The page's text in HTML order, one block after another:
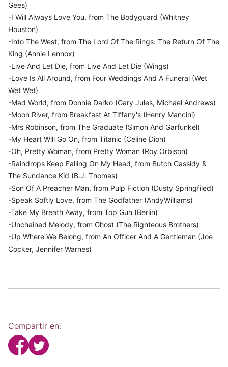
Gees)
-I Will Always Love You, from The Bodyguard (Whitney
Houston)
-Into The West, from The Lord Of The Rings: The Return Of The
King (Annie Lennox)
-Live And Let Die, from Live And Let Die (Wings)
-Love Is All Around, from Four Weddings And A Funeral (Wet
Wet Wet)
-Mad World, from Donnie Darko (Gary Jules, Michael Andrews)
-Moon River, from Breakfast At Tiffany's (Henry Mancini)
-Mrs Robinson, from The Graduate (Simon And Garfunkel)
-My Heart Will Go On, from Titanic (Celine Dion)
-Oh, Pretty Woman, from Pretty Woman (Roy Orbison)
-Raindrops Keep Falling On My Head, from Butch Cassidy &
The Sundance Kid (B.J. Thomas)
-Son Of A Preacher Man, from Pulp Fiction (Dusty Springfiled)
-Speak Softly Love, from The Godfather (AndyWilliams)
-Take My Breath Away, from Top Gun (Berlin)
-Unchained Melody, from Ghost (The Righteous Brothers)
-Up Where We Belong, from An Officer And A Gentleman (Joe
Cocker, Jennifer Warnes)
Compartir en: